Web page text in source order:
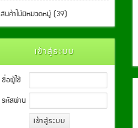
สินค้าไม่มีหมวดหมู่ (39)
เข้าสู่ระบบ
ชื่อผู้ใช้
รหัสผ่าน